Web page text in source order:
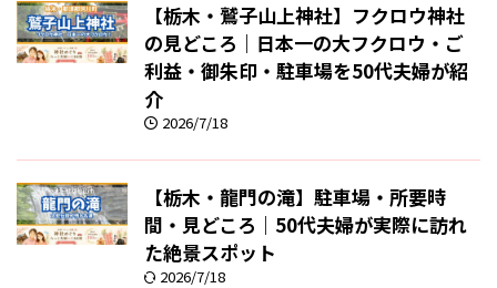
【栃木・鷲子山上神社】フクロウ神社
の見どころ｜日本一の大フクロウ・ご
利益・御朱印・駐車場を50代夫婦が紹
介
2026/7/18
【栃木・龍門の滝】駐車場・所要時
間・見どころ｜50代夫婦が実際に訪れ
た絶景スポット
2026/7/18